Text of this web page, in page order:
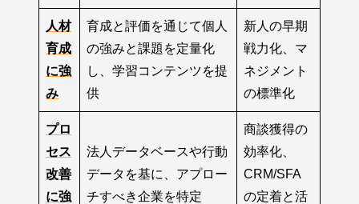
人材
育成
に強
み
育成と評価を通じて個人
の強みと課題を定量化
し、学習コンテンツを提
供
新人の早期
戦力化、マ
ネジメント
の標準化
プロ
セス
改善
に強
法人データベースや行動
データを基に、アプロー
チすべき企業を特定
商談獲得の
効率化、
CRM/SFA
の定着と活